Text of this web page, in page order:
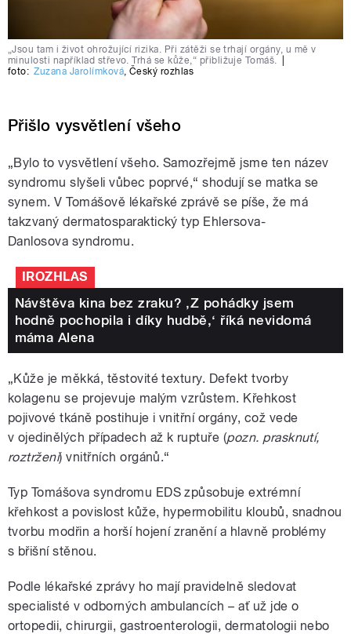
„Jsou tam i život ohrožující rizika. Při zátěži se trhají orgány, u mě v
minulosti například střevo. Trhá se kůže,“ přibližuje Tomáš.
foto: Zuzana Jarolímková,Český rozhlas
Přišlo vysvětlení všeho
„Bylo to vysvětlení všeho. Samozřejmě jsme ten název
syndromu slyšeli vůbec poprvé,“ shodují se matka se
synem. V Tomášově lékařské zprávě se píše, že má
takzvaný dermatosparaktický typ Ehlersova-
Danlosova syndromu.
IROZHLAS
Návštěva kina bez zraku? ‚Z pohádky jsem
hodně pochopila i díky hudbě,‘ říká nevidomá
máma Alena
„Kůže je měkká, těstovité textury. Defekt tvorby
kolagenu se projevuje malým vzrůstem. Křehkost
pojivové tkáně postihuje i vnitřní orgány, což vede
v ojedinělých případech až k ruptuře (pozn. prasknutí,
roztržení) vnitřních orgánů.“
Typ Tomášova syndromu EDS způsobuje extrémní
křehkost a povislost kůže, hypermobilitu kloubů, snadnou
tvorbu modřin a horší hojení zranění a hlavně problémy
s břišní stěnou.
Podle lékařské zprávy ho mají pravidelně sledovat
specialisté v odborných ambulancích – ať už jde o
ortopedii, chirurgii, gastroenterologii, dermatologii nebo